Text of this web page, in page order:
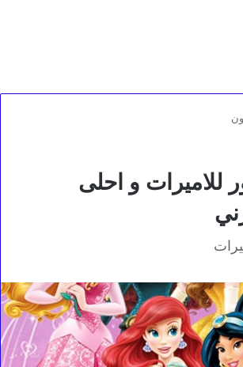
للاميرات و احلى